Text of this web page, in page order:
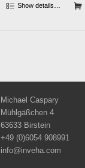
Show details…
Michael Caspary
Mühlgäßchen 4
63633 Birstein
+49 (0)6054 908991
info inveha.com